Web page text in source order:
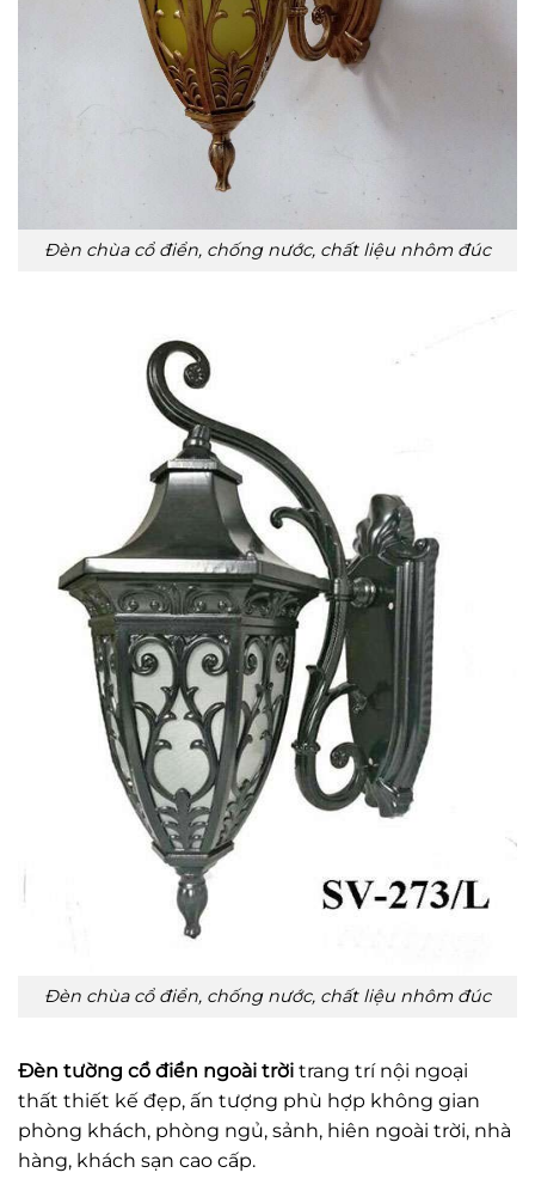
Đèn chùa cổ điển, chống nước, chất liệu nhôm đúc
Đèn chùa cổ điển, chống nước, chất liệu nhôm đúc
Đèn tường cổ điển ngoài trời trang trí nội ngoại
thất thiết kế đẹp, ấn tượng phù hợp không gian
phòng khách, phòng ngủ, sảnh, hiên ngoài trời, nhà
hàng, khách sạn cao cấp.